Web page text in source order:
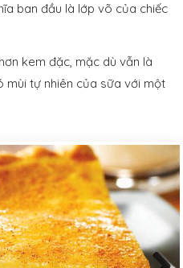
ban đầu là lớp võ của chiếc
kem đặc, mặc dù vẫn là
mùi tự nhiên của sữa với một